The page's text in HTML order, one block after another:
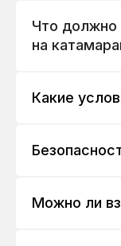
Что должно
на
Какие
Можно ли